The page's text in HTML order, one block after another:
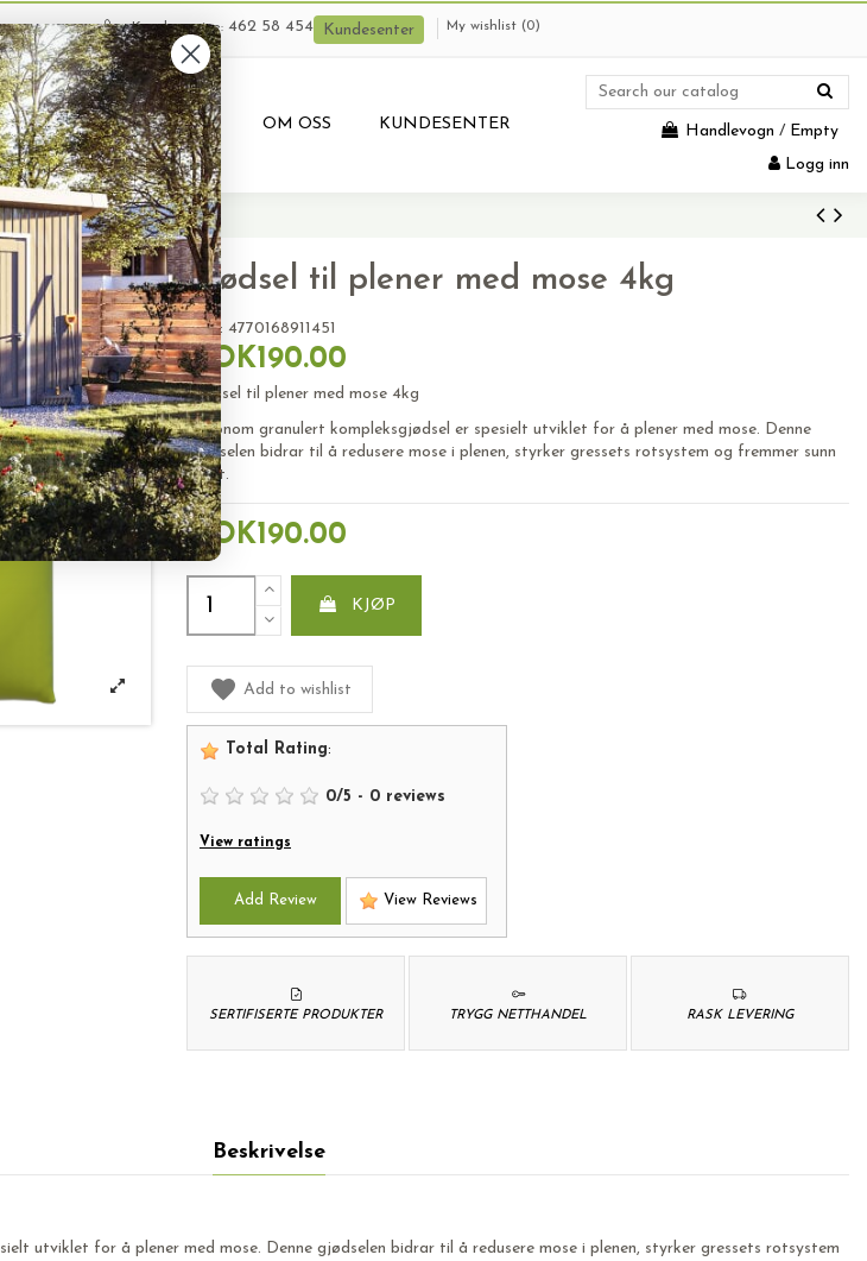
Kundeservice: 462 58 454 Kundesenter My wishlist (0)
PRODUKTUTLEIE OM OSS KUNDESENTER Handlevogn / Empty
Logg inn
Gjødsel til plener med mose 4kg
SKU: 4770168911451
NOK190.00
Gjødsel til plener med mose 4kg
Agronom granulert kompleksgjødsel er spesielt utviklet for å plener med mose. Denne
gjødselen bidrar til å redusere mose i plenen, styrker gressets rotsystem og fremmer sunn
vekst.
NOK190.00
KJØP
Add to wishlist
Total Rating:
0/5 - 0 reviews
View ratings
Add Review View Reviews
RASK LEVERING
TRYGG NETTHANDEL
SERTIFISERTE PRODUKTER
Beskrivelse
utviklet for å plener med mose. Denne gjødselen bidrar til å redusere mose i plenen, styrker gressets rotsystem